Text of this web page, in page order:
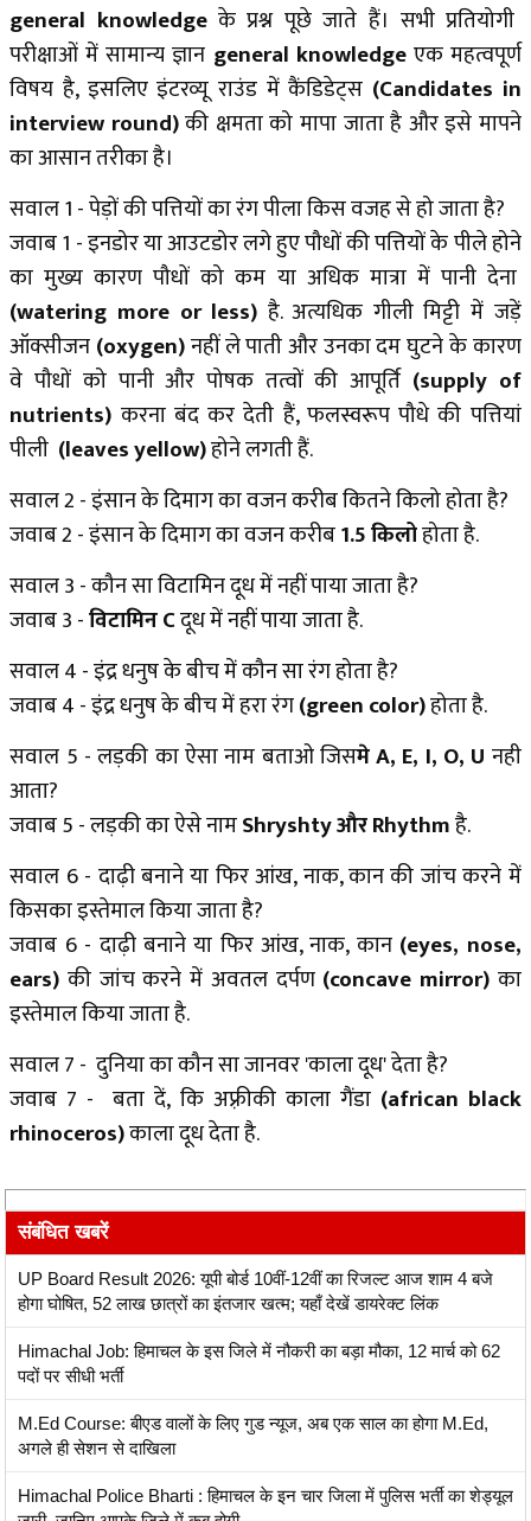
general knowledge के प्रश्न पूछे जाते हैं। सभी प्रतियोगी
परीक्षाओं में सामान्य ज्ञान general knowledgeएक महत्वपूर्ण
विषय है, इसलिए इंटरव्यू राउंड में कैंडिडेट्स (Candidates in
interview round)की क्षमता को मापा जाता है और इसे मापने
का आसान तरीका है।
सवाल 1 - पेड़ों की पत्तियों का रंग पीला किस वजह से हो जाता है?
जवाब 1 - इनडोर या आउटडोर लगे हुए पौधों की पत्तियों के पीले होने
का मुख्य कारण पौधों को कम या अधिक मात्रा में पानी देना
(watering more or less) है. अत्यधिक गीली मिट्टी में जड़ें
ऑक्सीजन(oxygen)नहीं ले पाती और उनका दम घुटने के कारण
वे पौधों को पानी और पोषक तत्वों की आपूर्ति(supply of
nutrients) करना बंद कर देती हैं, फलस्वरूप पौधे की पत्तियां
पीली (leaves yellow)होने लगती हैं.
सवाल 2 - इंसान के दिमाग का वजन करीब कितने किलो होता है?
जवाब 2 - इंसान के दिमाग का वजन करीब1.5 किलोहोता है.
सवाल 3 - कौन सा विटामिन दूध में नहीं पाया जाता है?
जवाब 3-विटामिन Cदूध में नहीं पाया जाता है.
सवाल 4 - इंद्र धनुष के बीच में कौन सा रंग होता है?
जवाब 4 - इंद्र धनुष के बीच में हरा रंग(green color)होता है.
सवाल 5 - लड़की का ऐसा नाम बताओ जिसमे A, E, I, O, U नही
आता?
जवाब 5 - लड़की का ऐसे नामShryshty और Rhythmहै.
सवाल 6 - दाढ़ी बनाने या फिर आंख, नाक, कान की जांच करने में
किसका इस्तेमाल किया जाता है?
जवाब 6 - दाढ़ी बनाने या फिर आंख, नाक, कान(eyes, nose,
ears)की जांच करने में अवतल दर्पण (concave mirror) का
इस्तेमाल किया जाता है.
सवाल 7 - दुनिया का कौन सा जानवर 'काला दूध' देता है?
जवाब 7 - बता दें, कि अफ़्रीकी काला गैंडा(african black
rhinoceros)काला दूध देता है.
संबंधित खबरें
UP Board Result 2026: यूपी बोर्ड 10वीं-12वीं का रिजल्ट आज शाम 4 बजे
होगा घोषित, 52 लाख छात्रों का इंतजार खत्म; यहाँ देखें डायरेक्ट लिंक
Himachal Job: हिमाचल के इस जिले में नौकरी का बड़ा मौका, 12 मार्च को 62
पदों पर सीधी भर्ती
M.Ed Course: बीएड वालों के लिए गुड न्यूज, अब एक साल का होगा M.Ed,
अगले ही सेशन से दाखिला
Himachal Police Bharti : हिमाचल के इन चार जिला में पुलिस भर्ती का शेड्यूल